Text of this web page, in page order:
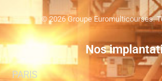
©2026 Groupe Euromulticourses.
Nos
PARIS